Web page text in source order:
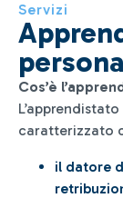
Servizi
Cos’è
caratterizzato
il datore